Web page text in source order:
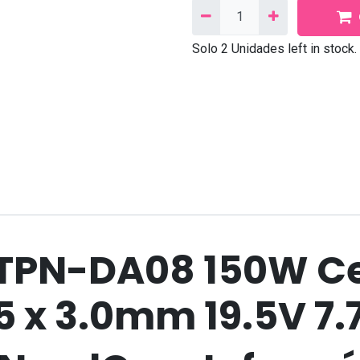
Solo 2 Unidades left in stock.
DA08 150W
x 3.0mm 19.5V
Facebook
Linkedin
Correoelectrónico:
WhatsApp: +569 9222
Contáctanos